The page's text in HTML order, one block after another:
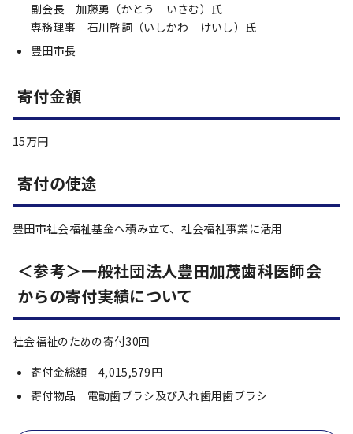
副会長 加藤勇（かとう いさむ）氏
専務理事 石川啓詞（いしかわ けいし）氏
豊田市長
寄付金額
15万円
寄付の使途
豊田市社会福祉基金へ積み立て、社会福祉事業に活用
＜参考＞一般社団法人豊田加茂歯科医師会
からの寄付実績について
社会福祉のための寄付30回
寄付金総額 4,015,579円
寄付物品 電動歯ブラシ及び入れ歯用歯ブラシ